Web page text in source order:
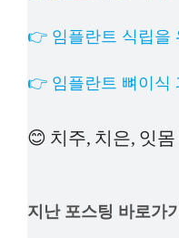
👉 임플란트 식립을
👉 임플란트 뼈이식
😊 치주, 치은, 잇
지난 포스팅 바로가기